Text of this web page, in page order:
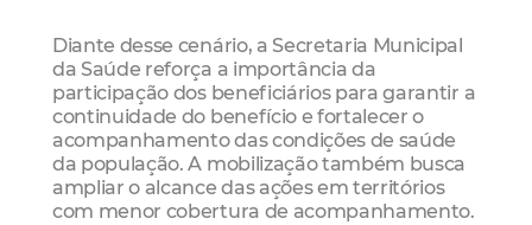
Diante desse cenário, a Secretaria Municipal
da Saúde reforça a importância da
participação dos beneficiários para garantir a
continuidade do benefício e fortalecer o
acompanhamento das condições de saúde
da população. A mobilização também busca
ampliar o alcance das ações em territórios
com menor cobertura de acompanhamento.